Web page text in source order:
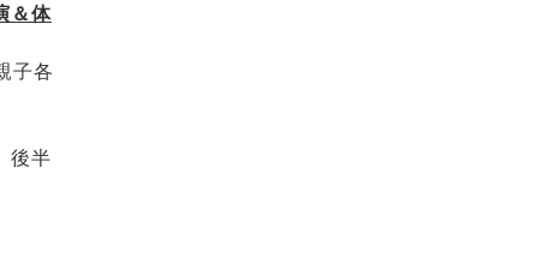
＆体
子各
後半